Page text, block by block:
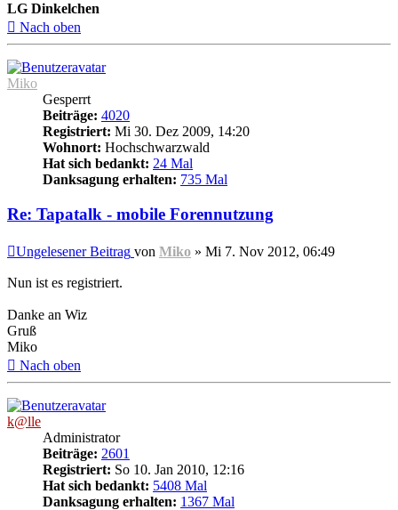
LG Dinkelchen
Nach oben
Miko
Gesperrt
Beiträge: 4020
Registriert: Mi 30. Dez 2009, 14:20
Wohnort: Hochschwarzwald
Hat sich bedankt: 24 Mal
Danksagung erhalten: 735 Mal
Re: Tapatalk - mobile Forennutzung
Ungelesener Beitrag von Miko » Mi 7. Nov 2012, 06:49
Nun ist es registriert.
Danke an Wiz
Gruß
Miko
Nach oben
k@lle
Administrator
Beiträge: 2601
Registriert: So 10. Jan 2010, 12:16
Hat sich bedankt: 5408 Mal
Danksagung erhalten: 1367 Mal